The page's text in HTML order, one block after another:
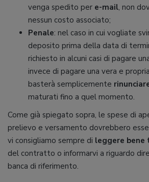
venga spedito per e-mail, non
nessun costo associato;
Penale: nel caso in cui vogliate
deposito prima della data di
richiesto in alcuni casi di pagare
invece di pagare una vera e
basterà semplicemente
maturati fino a quel momento.
Come già spiegato sopra, le spese di
prelievo e versamento dovrebbero
vi consigliamo sempre di leggere
del contratto o informarvi a riguardo
banca di riferimento.